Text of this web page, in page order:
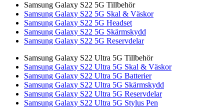
Samsung Galaxy S22 5G Tillbehör
Samsung Galaxy S22 5G Skal & Väskor
Samsung Galaxy S22 5G Headset
Samsung Galaxy S22 5G Skärmskydd
Samsung Galaxy S22 5G Reservdelar
Samsung Galaxy S22 Ultra 5G Tillbehör
Samsung Galaxy S22 Ultra 5G Skal & Väskor
Samsung Galaxy S22 Ultra 5G Batterier
Samsung Galaxy S22 Ultra 5G Skärmskydd
Samsung Galaxy S22 Ultra 5G Reservdelar
Samsung Galaxy S22 Ultra 5G Stylus Pen